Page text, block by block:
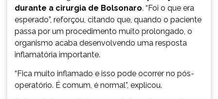
durante a cirurgia de Bolsonaro. “Foi o que era
esperado”, reforçou, citando que, quando o paciente
passa por um procedimento muito prolongado, o
organismo acaba desenvolvendo uma resposta
inflamatória importante.
“Fica muito inflamado e isso pode ocorrer no pós-
operatório. É comum, é normal”, explicou.